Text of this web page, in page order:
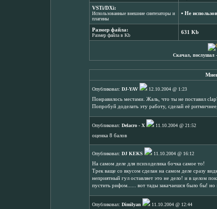
VSTi/DXi:
Использованные внешние синтезаторы и
плагины
▪ Не
Размер файла:
Размер файла в Kb
631 Kb
Скачал, послушал
Опубликовал: DJ-YAV
12.10.2004 @ 1:23
Понравилось местами. Жаль, что ты не поставил
Попробуй доделать эту работу, сделай её
Опубликовал: Delacro - X
11.10.2004 @ 21:52
оценка 8 балов
Опубликовал: DJ KEKS
11.10.2004 @ 16:12
На самом деле для психоделика бочка самое то!
Трек ваще со вкусом сделан на самом деле сразу
неприятный гул оставляет это не дело! и в целом
пустить рифом...... вот тады закачаешся было бы!
Опубликовал: Dimilyan
11.10.2004 @ 12:44